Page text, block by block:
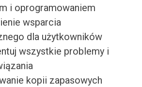
i oprogramowaniem
wsparcia
dla użytkowników
wszystkie problemy i
kopii zapasowych